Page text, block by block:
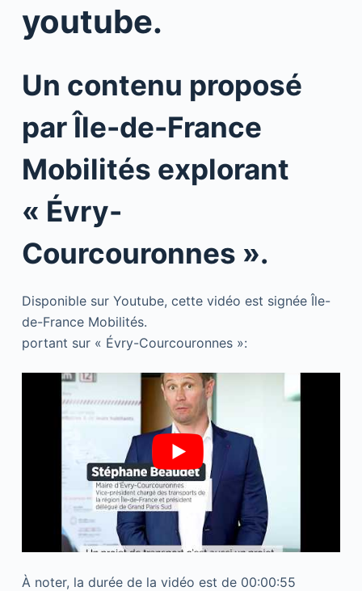
youtube.
Un contenu proposé
par Île-de-France
Mobilités explorant
« Évry-
Courcouronnes ».
Disponible sur Youtube, cette vidéo est signée Île-
de-France Mobilités.
portant sur « Évry-Courcouronnes »:
À noter, la durée de la vidéo est de 00:00:55